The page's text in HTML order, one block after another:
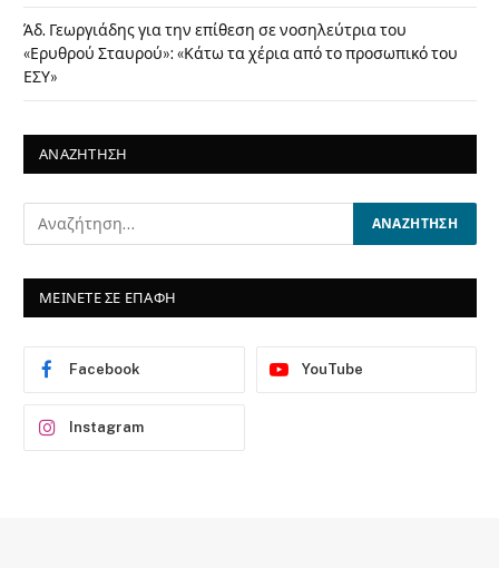
Άδ. Γεωργιάδης για την επίθεση σε νοσηλεύτρια του
«Ερυθρού Σταυρού»: «Κάτω τα χέρια από το προσωπικό του
ΕΣΥ»
ΑΝΑΖΗΤΗΣΗ
ΜΕΙΝΕΤΕ ΣΕ ΕΠΑΦΗ
Facebook YouTube
Instagram